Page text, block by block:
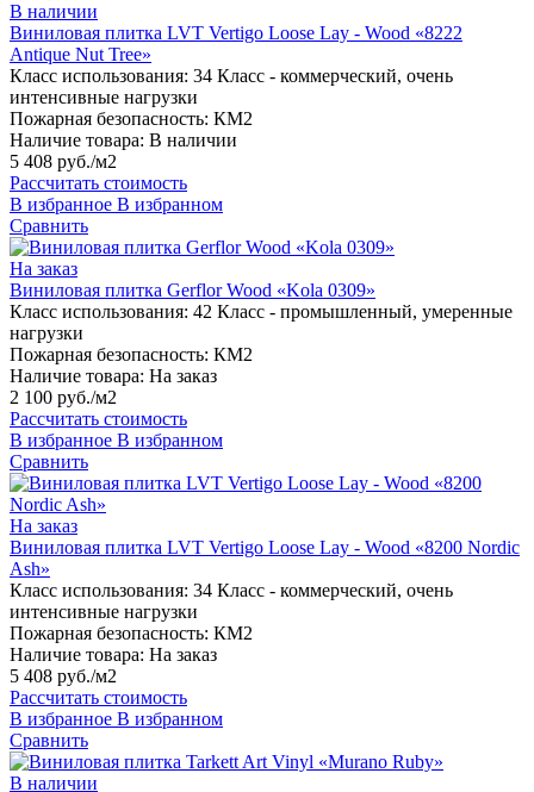
В наличии
Виниловая плитка LVT Vertigo Loose Lay - Wood «8222
Antique Nut Tree»
Класс использования: 34 Класс - коммерческий, очень
интенсивные нагрузки
Пожарная безопасность: КМ2
Наличие товара: В наличии
5 408 руб./м2
Рассчитать стоимость
В избранное В избранном
Сравнить
На заказ
Виниловая плитка Gerflor Wood «Kola 0309»
Класс использования: 42 Класс - промышленный, умеренные
нагрузки
Пожарная безопасность: КМ2
Наличие товара: На заказ
2 100 руб./м2
Рассчитать стоимость
В избранное В избранном
Сравнить
На заказ
Виниловая плитка LVT Vertigo Loose Lay - Wood «8200 Nordic
Ash»
Класс использования: 34 Класс - коммерческий, очень
интенсивные нагрузки
Пожарная безопасность: КМ2
Наличие товара: На заказ
5 408 руб./м2
Рассчитать стоимость
В избранное В избранном
Сравнить
В наличии